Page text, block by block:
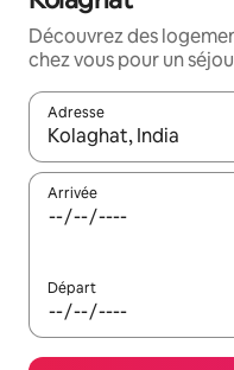
Découvrez des
chez vous pour un
Adresse
Lorsque les résultats
Arrivée
Départ